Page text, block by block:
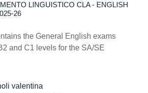
LINGUISTICO CLA - ENGLISH
26
the General English exams
and C1 levels for the SA/SE
valentina